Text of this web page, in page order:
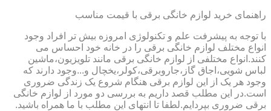
راهنمای خرید لوازم خانگی برقی با قیمت مناسب
با توجه به پیشرفت علم و تکنولوژی امروزه بیش تر افراد وجود
انواع مختلف لوازم خانگی برقی را در خانه خود احساس می
کنند.انواع مختلفی از لوازم خانگی برقی مانند تلویزیون،ماشین
لباس شویی،اجاق گاز،جاروبرقی،کولر،یخچال و...وجود دارند که
وجود هر یک از این لوازم برقی هنگام شروع یک زندگی ضروری
است.در این مطلب قصد داریم به بررسی دو مورد از لوازم خانگی
برقی ضروری بپردایم.لطفا تا انتهای این مطلب با ما همراه باشید.